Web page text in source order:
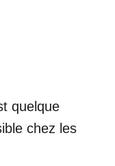
quelque
chez les